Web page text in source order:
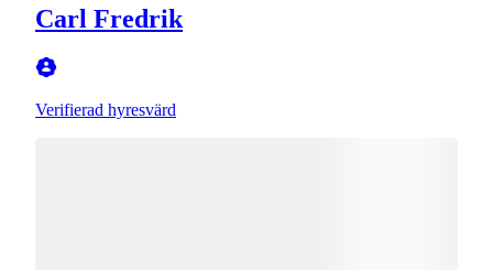
Carl Fredrik
Verifierad hyresvärd